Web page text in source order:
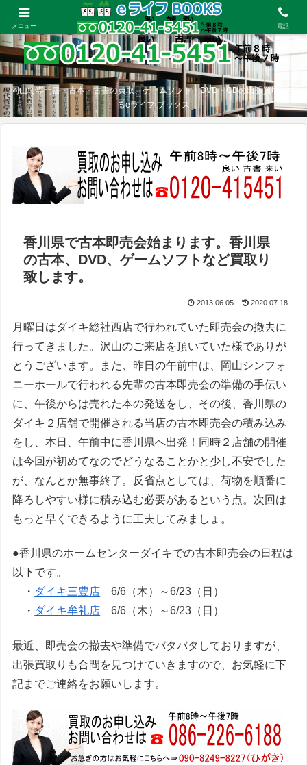
岡山で専門書・古本・古書の買取、ゲームソフト・DVD・CDの出張買取をす
るeライフ ブックス
香川県で古本即売会始まります。香川県
の古本、DVD、ゲームソフトなど買取り
致します。
2013.06.05 2020.07.18
月曜日はダイキ総社西店で行われていた即売会の撤去に
行ってきました。沢山のご来店を頂いていた様でありが
とうございます。また、昨日の午前中は、岡山シンフォ
ニーホールで行われる先輩の古本即売会の準備の手伝い
に、午後からは売れた本の発送をし、その後、香川県の
ダイキ２店舗で開催される当店の古本即売会の積み込み
をし、本日、午前中に香川県へ出発！同時２店舗の開催
は今回が初めてなのでどうなることかと少し不安でした
が、なんとか無事終了。反省点としては、荷物を順番に
降ろしやすい様に積み込む必要があるという点。次回は
もっと早くできるように工夫してみましょ。
●香川県のホームセンターダイキでの古本即売会の日程は
以下です。
・ ダイキ三豊店 6/6（木）～6/23（日）
・ ダイキ牟礼店 6/6（木）～6/23（日）
最近、即売会の撤去や準備でバタバタしておりますが、
出張買取りも合間を見つけていきますので、お気軽に下
記までご連絡をお願いします。
メニュー 電話